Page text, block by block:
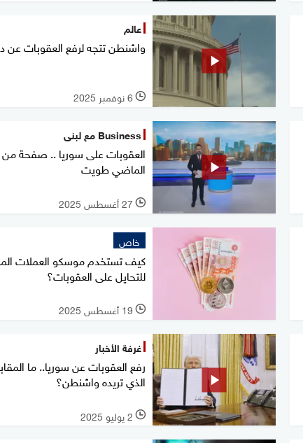
عالم
واشنطن تتجه لرفع العقوبات
l 6 نوفمبر 2025
Business مع لبنى
العقوبات على سوريا .. صفحة من
الماضي طويت
l 27 أغسطس 2025
خاص
كيف تستخدم موسكو العملات
للتحايل على العقوبات؟
l 19 أغسطس 2025
غرفة الأخبار
رفع العقوبات عن سوريا.. ما
الذي تريده واشنطن؟
l 2 يوليو 2025